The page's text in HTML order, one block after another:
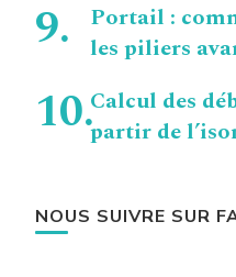
Portail :
les piliers
Calcul des
partir de
NOUS SUIVRE SUR